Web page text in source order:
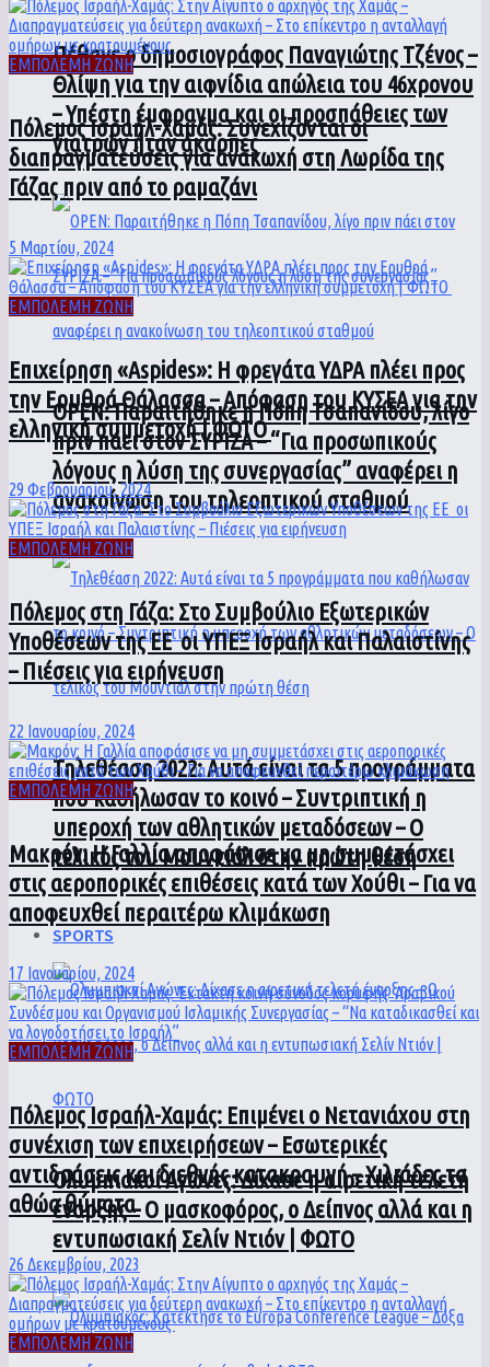
Πέθανε ο δημοσιογράφος Παναγιώτης Τζένος –
Θλίψη για την αιφνίδια απώλεια του 46χρονου
– Υπέστη έμφραγμα και οι προσπάθειες των
γιατρών ήταν άκαρπες
ΟPEN: Παραιτήθηκε η Πόπη Τσαπανίδου, λίγο
πριν πάει στον ΣΥΡΙΖΑ – “Για προσωπικούς
λόγους η λύση της συνεργασίας” αναφέρει η
ανακοίνωση του τηλεοπτικού σταθμού
Τηλεθέαση 2022: Αυτά είναι τα 5 προγράμματα
που καθήλωσαν το κοινό – Συντριπτική η
υπεροχή των αθλητικών μεταδόσεων – Ο
τελικός του Μουντιάλ στην πρώτη θέση
SPORTS
Ολυμπιακοί Αγώνες: Δίχασε η αιρετική τελετή
έναρξης – Ο μασκοφόρος, ο Δείπνος αλλά και η
εντυπωσιακή Σελίν Ντιόν | ΦΩΤΟ
ΕΜΠΟΛΕΜΗ ΖΩΝΗ
Πόλεμος Ισραήλ-Χαμάς: Συνεχίζονται οι
διαπραγματεύσεις για ανακωχή στη Λωρίδα της
Γάζας πριν από το ραμαζάνι
5 Μαρτίου, 2024
ΕΜΠΟΛΕΜΗ ΖΩΝΗ
Επιχείρηση «Aspides»: Η φρεγάτα ΥΔΡΑ πλέει προς
την Ερυθρά Θάλασσα – Απόφαση του ΚΥΣΕΑ για την
ελληνική συμμετοχή | ΦΩΤΟ
29 Φεβρουαρίου, 2024
ΕΜΠΟΛΕΜΗ ΖΩΝΗ
Πόλεμος στη Γάζα: Στο Συμβούλιο Εξωτερικών
Υποθέσεων της ΕΕ οι ΥΠΕΞ Ισραήλ και Παλαιστίνης
– Πιέσεις για ειρήνευση
22 Ιανουαρίου, 2024
ΕΜΠΟΛΕΜΗ ΖΩΝΗ
Μακρόν: Η Γαλλία αποφάσισε να μη συμμετάσχει
στις αεροπορικές επιθέσεις κατά των Χούθι – Για να
αποφευχθεί περαιτέρω κλιμάκωση
17 Ιανουαρίου, 2024
ΕΜΠΟΛΕΜΗ ΖΩΝΗ
Πόλεμος Ισραήλ-Χαμάς: Επιμένει ο Νετανιάχου στη
συνέχιση των επιχειρήσεων – Εσωτερικές
αντιδράσεις και διεθνής κατακραυγή – Χιλιάδες τα
αθώα θύματα
26 Δεκεμβρίου, 2023
ΕΜΠΟΛΕΜΗ ΖΩΝΗ